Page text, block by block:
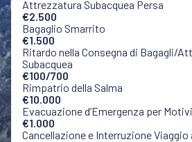
Attrezzatura Subacquea Persa
€2.500
Bagaglio Smarrito
€1.500
Ritardo nella Consegna di Bagagli/
Subacquea
€100/700
Rimpatrio della Salma
€10.000
Evacuazione d’Emergenza per
€1.000
Cancellazione e Interruzione Viaggio